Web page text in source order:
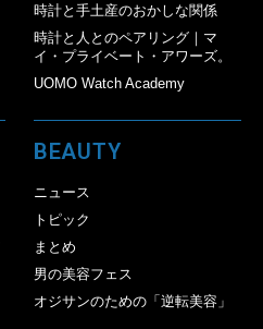
時計と手土産のおかしな関係
時計と人とのペアリング｜マ
イ・プライベート・アワーズ。
UOMO Watch Academy
BEAUTY
ニュース
トピック
まとめ
男の美容フェス
オジサンのための「逆転美容」